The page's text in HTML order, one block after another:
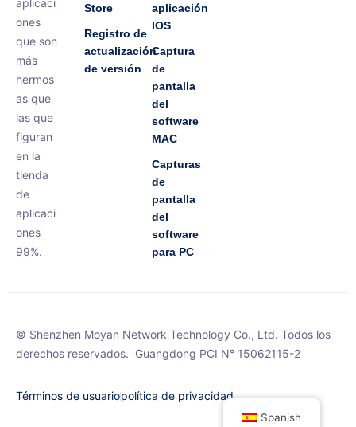
aplicaci
ones
que son
más
hermos
as que
las que
figuran
en la
tienda
de
aplicaci
ones
99%.
Store
Registro de
actualización
de versión
aplicación
IOS
Captura
de
pantalla
del
software
MAC
Capturas
de
pantalla
del
software
para PC
© Shenzhen Moyan Network Technology Co., Ltd. Todos los
derechos reservados. Guangdong PCI N° 15062115-2
Términos de usuariopolítica de privacidad
Spanish